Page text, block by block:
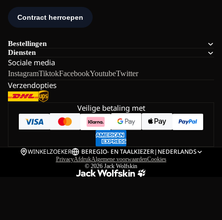
Bestellingen
Diensten
Sociale media
InstagramTiktokFacebookYoutubeTwitter
Verzendopties
Veilige betaling met
WINKELZOEKER BEREGIO- EN TAALKIEZER| NEDERLANDS
PrivacyAfdrukAlgemene voorwaardenCookies
© 2026 Jack Wolfskin